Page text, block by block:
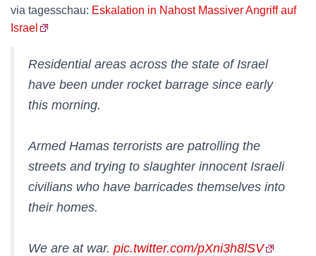
via tagesschau: Eskalation in Nahost Massiver Angriff auf
Israel
Residential areas across the state of Israel
have been under rocket barrage since early
this morning.
Armed Hamas terrorists are patrolling the
streets and trying to slaughter innocent Israeli
civilians who have barricades themselves into
their homes.
We are at war. pic.twitter.com/pXni3h8lSV